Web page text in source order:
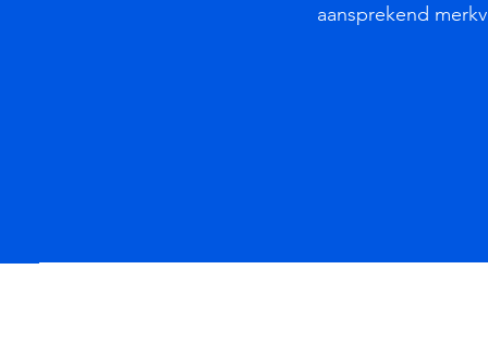
aansprekend